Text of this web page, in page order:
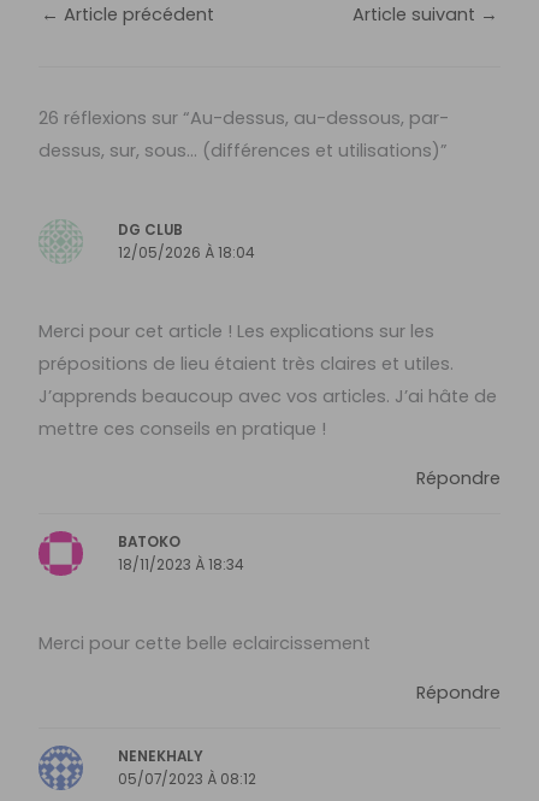
← Article précédent Article suivant →
26 réflexions sur “Au-dessus, au-dessous, par-
dessus, sur, sous… (différences et utilisations)”
DG CLUB
12/05/2026 À 18:04
Merci pour cet article ! Les explications sur les
prépositions de lieu étaient très claires et utiles.
J’apprends beaucoup avec vos articles. J’ai hâte de
mettre ces conseils en pratique !
Répondre
BATOKO
18/11/2023 À 18:34
Merci pour cette belle eclaircissement
Répondre
NENEKHALY
05/07/2023 À 08:12